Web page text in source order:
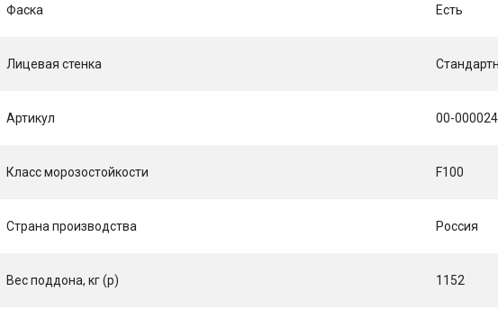
Фаска Есть
Лицевая стенка
Артикул 00-
Класс морозостойкости F100
Страна производства Россия
Вес поддона, кг (p) 1152